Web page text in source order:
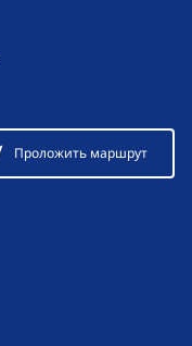
Проложить маршрут